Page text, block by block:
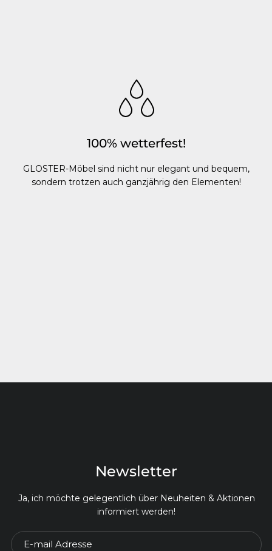
100% wetterfest!
GLOSTER-Möbel sind nicht nur elegant und bequem,
sondern trotzen auch ganzjährig den Elementen!
Newsletter
Ja, ich möchte gelegentlich über Neuheiten & Aktionen
informiert werden!